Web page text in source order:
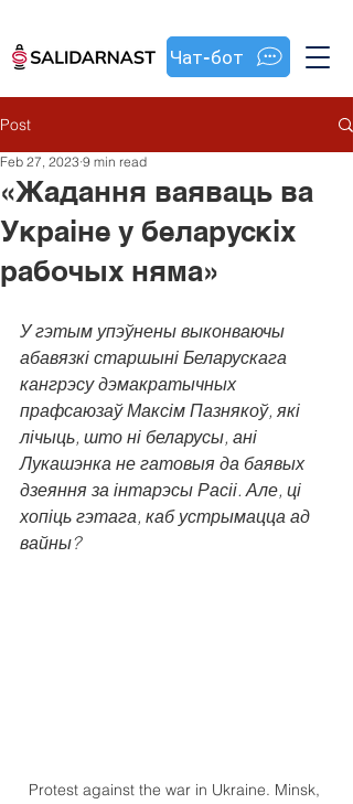
Чат-бот
Post
«Жадання ваяваць ва
Украіне у беларускіх
рабочых няма»
Feb 27, 2023 9 min read
У гэтым упэўнены выконваючы
абавязкі старшыні Беларускага
кангрэсу дэмакратычных
прафсаюзаў Максім Пазнякоў, які
лічыць, што ні беларусы, ані
Лукашэнка не гатовыя да баявых
дзеяння за інтарэсы Расіі. Але, ці
хопіць гэтага, каб устрымацца ад
вайны?
Protest against the war in Ukraine. Minsk,